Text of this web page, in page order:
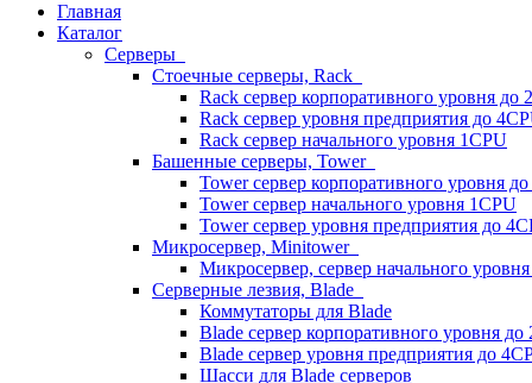
Главная
Каталог
Серверы
Стоечные серверы, Rack
Rack сервер корпоративного уровня до
Rack сервер уровня предприятия до
Rack сервер начального уровня 1CPU
Башенные серверы, Tower
Tower сервер корпоративного уровня
Tower сервер начального уровня 1CPU
Tower сервер уровня предприятия до
Микросервер, Minitower
Микросервер, сервер начального
Серверные лезвия, Blade
Коммутаторы для Blade
Blade сервер корпоративного уровня до
Blade сервер уровня предприятия до
Шасси для Blade серверов